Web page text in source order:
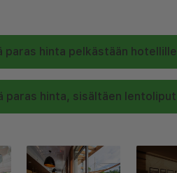
paras hinta pelkästään hotellille
paras hinta, sisältäen lentoliput